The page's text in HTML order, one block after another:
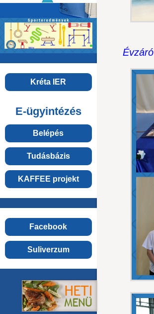
Kréta IER
E-ügyintézés
Belépés
Tudásbázis
KAFFEE projekt
Facebook
Suliverzum
Évzáró